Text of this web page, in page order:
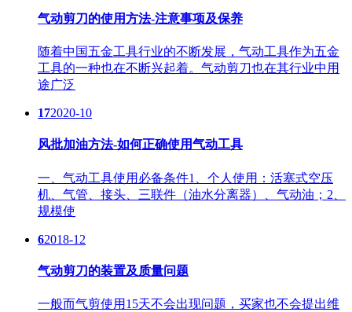
气动剪刀的使用方法-注意事项及保养
随着中国五金工具行业的不断发展，气动工具作为五金
工具的一种也在不断兴起着。气动剪刀也在其行业中用
途广泛
172020-10
风批加油方法-如何正确使用气动工具
一、气动工具使用必备条件1、个人使用：活塞式空压
机、气管、接头、三联件（油水分离器）、气动油；2、
规模使
62018-12
气动剪刀的装置及质量问题
一般而气剪使用15天不会出现问题，买家也不会提出维